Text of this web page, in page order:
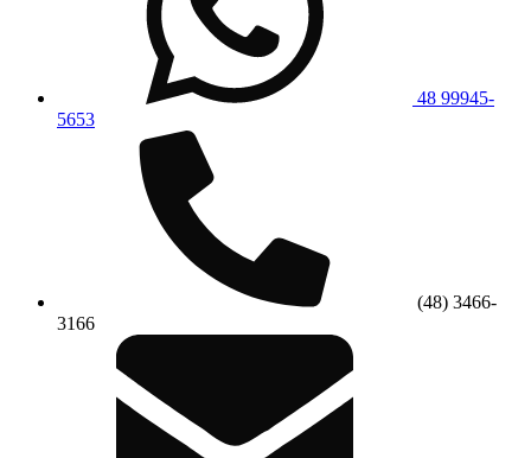
48 99945-
5653
(48) 3466-
3166